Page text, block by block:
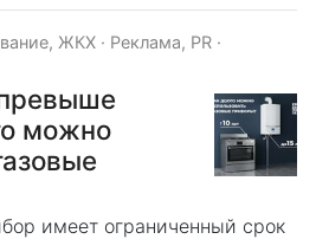
ЖКХ · Реклама, PR ·
можно
имеет ограниченный срок